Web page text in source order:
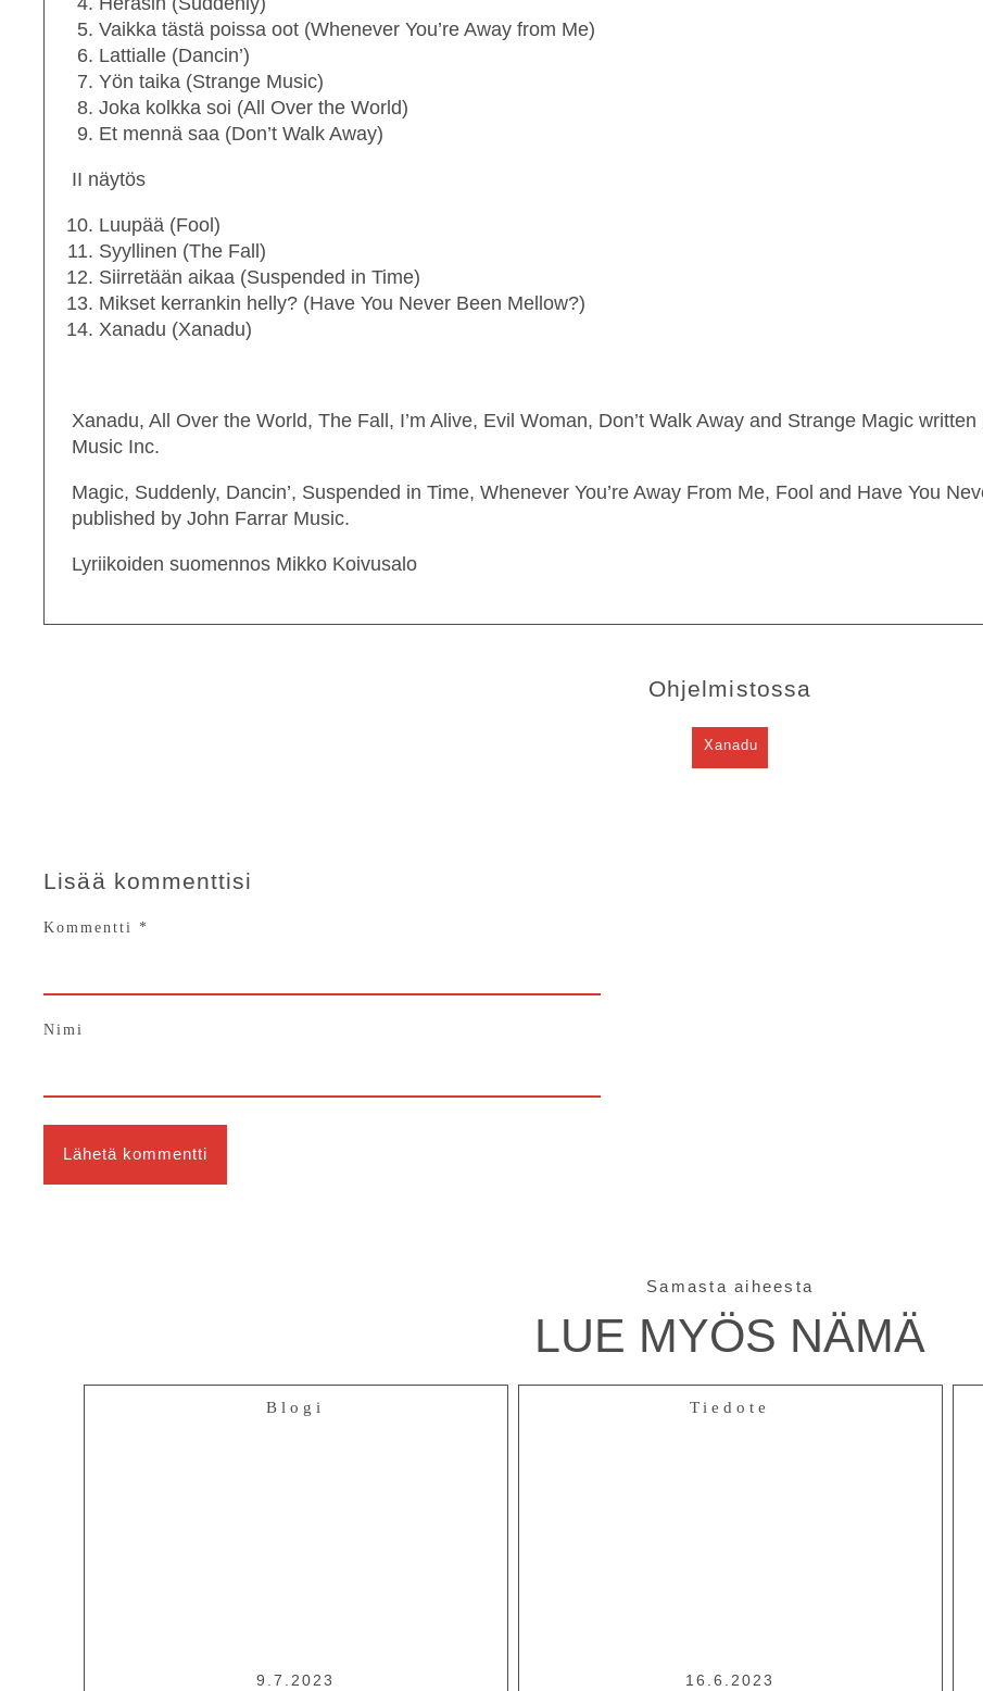
Vaikka tästä poissa oot (Whenever You’re Away from Me)
Lattialle (Dancin’)
Yön taika (Strange Music)
Joka kolkka soi (All Over the World)
Et mennä saa (Don’t Walk Away)
II näytös
Luupää (Fool)
Syyllinen (The Fall)
Siirretään aikaa (Suspended in Time)
Mikset kerrankin helly? (Have You Never Been Mellow?)
Xanadu (Xanadu)
Xanadu, All Over the World, The Fall, I’m Alive, Evil Woman, Don’t Walk Away and Strange Magic
Music Inc.
Magic, Suddenly, Dancin’, Suspended in Time, Whenever You’re Away From Me, Fool and Have You
published by John Farrar Music.
Lyriikoiden suomennos Mikko Koivusalo
Ohjelmistossa
Xanadu
Lisää kommenttisi
Kommentti *
Nimi
Samasta aiheesta
LUE MYÖS NÄMÄ
Blogi
9.7.2023
Tiedote
16.6.2023